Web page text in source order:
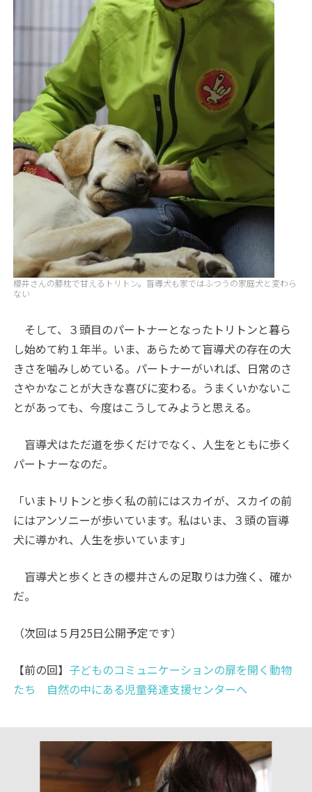
櫻井さんの膝枕で甘えるトリトン。盲導犬も家ではふつうの家庭犬と変わら
ない
そして、３頭目のパートナーとなったトリトンと暮ら
し始めて約１年半。いま、あらためて盲導犬の存在の大
きさを噛みしめている。パートナーがいれば、日常のさ
さやかなことが大きな喜びに変わる。うまくいかないこ
とがあっても、今度はこうしてみようと思える。
盲導犬はただ道を歩くだけでなく、人生をともに歩く
パートナーなのだ。
「いまトリトンと歩く私の前にはスカイが、スカイの前
にはアンソニーが歩いています。私はいま、３頭の盲導
犬に導かれ、人生を歩いています」
盲導犬と歩くときの櫻井さんの足取りは力強く、確か
だ。
（次回は５月25日公開予定です）
【前の回】 子どものコミュニケーションの扉を開く動物
たち 自然の中にある児童発達支援センターへ